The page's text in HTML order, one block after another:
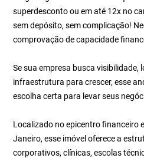
superdesconto ou em até 12x no
sem depósito, sem complicação!
comprovação de capacidade
Se sua empresa busca visibilidade,
infraestrutura para crescer, esse
escolha certa para levar seus
Localizado no epicentro financeiro
Janeiro, esse imóvel oferece a
corporativos, clínicas, escolas